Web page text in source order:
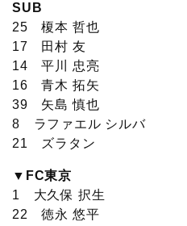
SUB
25 榎本 哲也
17 田村 友
14 平川 忠亮
16 青木 拓矢
39 矢島 慎也
8 ラファエル シルバ
21 ズラタン
▼FC東京
1 大久保 択生
22 徳永 悠平